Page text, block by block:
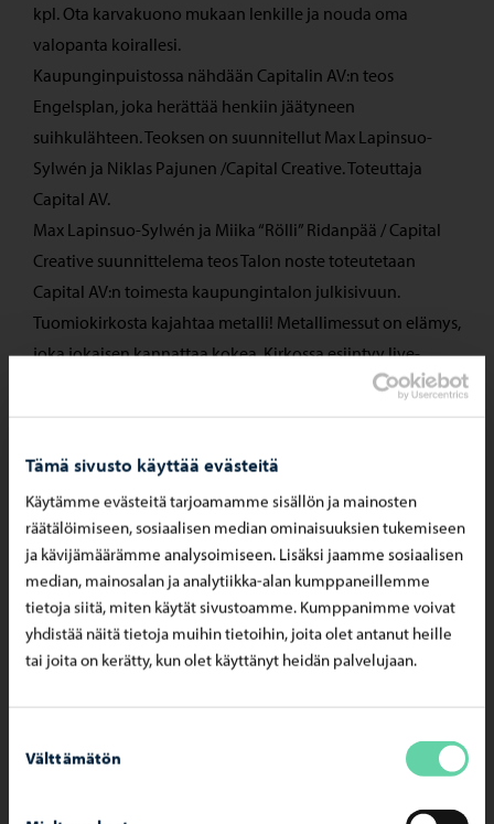
Tämä sivusto käyttää evästeitä
Käytämme evästeitä tarjoamamme sisällön ja mainosten
räätälöimiseen, sosiaalisen median ominaisuuksien tukemiseen
ja kävijämäärämme analysoimiseen. Lisäksi jaamme sosiaalisen
median, mainosalan ja analytiikka-alan kumppaneillemme
tietoja siitä, miten käytät sivustoamme. Kumppanimme voivat
yhdistää näitä tietoja muihin tietoihin, joita olet antanut heille
tai joita on kerätty, kun olet käyttänyt heidän palvelujaan.
valinta
Välttämätön
kpl. Ota karvakuono mukaan lenkille ja nouda oma
valopanta koirallesi.
Kaupunginpuistossa nähdään Capitalin AV:n teos
Engelsplan, joka herättää henkiin jäätyneen
suihkulähteen. Teoksen on suunnitellut Max Lapinsuo-
Sylwén ja Niklas Pajunen /Capital Creative. Toteuttaja
Capital AV.
Max Lapinsuo-Sylwén ja Miika “Rölli” Ridanpää / Capital
Creative suunnittelema teos Talon noste toteutetaan
Capital AV:n toimesta kaupungintalon julkisivuun.
Tuomiokirkosta kajahtaa metalli! Metallimessut on elämys,
joka jokaisen kannattaa kokea. Kirkossa esiintyy live-
bändi ja asiaan kuuluva valaistus on Mixa Oy:n tuottama.
Vuorovaikutteinen teos Runebergin
puistikossa
Nosta katseesi puihin, kun kävelet Runebergin puistikossa.
Vuorovaikutteinen ja osallistava valoteos Epibiontti
kutsuu kokijan asettumaan moniaistiseen ulkotilaan.
Osittain kokijan liikkeeseen perustuva teos muodostuu
puiden latvuksissa liikkuvista valoista sekä valoa
pahkoille ja puiden alimmille oksille. Visuaalisen